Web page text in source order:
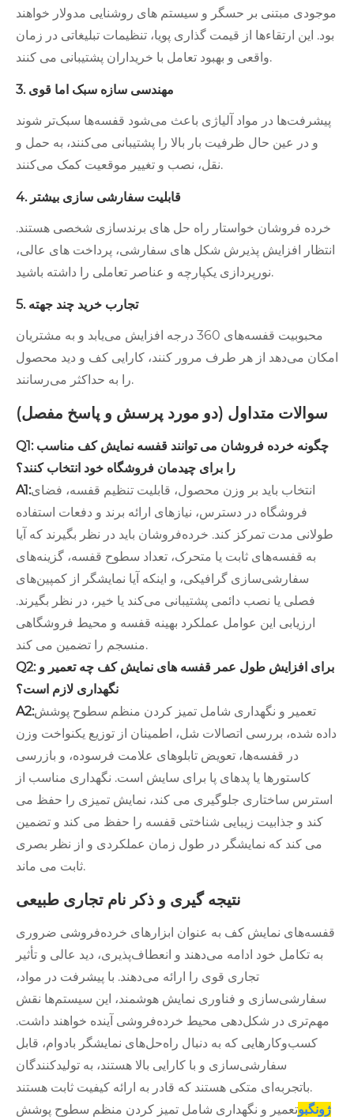
موجودی مبتنی بر حسگر و سیستم های روشنایی مدولار خواهند
بود. این ارتقاءها از قیمت گذاری پویا، تنظیمات تبلیغاتی در زمان
واقعی و بهبود تعامل با خریداران پشتیبانی می کنند.
3. مهندسی سازه سبک اما قوی
پیشرفت‌ها در مواد آلیاژی باعث می‌شود قفسه‌ها سبک‌تر شوند
و در عین حال ظرفیت بار بالا را پشتیبانی می‌کنند، به حمل و
نقل، نصب و تغییر موقعیت کمک می‌کنند.
4. قابلیت سفارشی سازی بیشتر
خرده فروشان خواستار راه حل های برندسازی شخصی هستند.
انتظار افزایش پذیرش شکل های سفارشی، پرداخت های عالی،
نورپردازی یکپارچه و عناصر تعاملی را داشته باشید.
5. تجارب خرید چند جهته
محبوبیت قفسه‌های 360 درجه افزایش می‌یابد و به مشتریان
امکان می‌دهد از هر طرف مرور کنند، کارایی کف و دید محصول
را به حداکثر می‌رسانند.
سوالات متداول (دو مورد پرسش و پاسخ مفصل)
Q1: چگونه خرده فروشان می توانند قفسه نمایش کف مناسب
را برای چیدمان فروشگاه خود انتخاب کنند؟
A1:انتخاب باید بر وزن محصول، قابلیت تنظیم قفسه، فضای
فروشگاه در دسترس، نیازهای ارائه برند و دفعات استفاده
طولانی مدت تمرکز کند. خرده‌فروشان باید در نظر بگیرند که آیا
به قفسه‌های ثابت یا متحرک، تعداد سطوح قفسه، گزینه‌های
سفارشی‌سازی گرافیکی، و اینکه آیا نمایشگر از کمپین‌های
فصلی یا نصب دائمی پشتیبانی می‌کند یا خیر، در نظر بگیرند.
ارزیابی این عوامل عملکرد بهینه قفسه و محیط فروشگاهی
منسجم را تضمین می کند.
Q2: برای افزایش طول عمر قفسه های نمایش کف چه تعمیر و
نگهداری لازم است؟
A2:تعمیر و نگهداری شامل تمیز کردن منظم سطوح پوشش
داده شده، بررسی اتصالات شل، اطمینان از توزیع یکنواخت وزن
در قفسه‌ها، تعویض تابلوهای علامت فرسوده، و بازرسی
کاستورها یا پدهای پا برای سایش است. نگهداری مناسب از
استرس ساختاری جلوگیری می کند، نمایش تمیزی را حفظ می
کند و جذابیت زیبایی شناختی قفسه را حفظ می کند و تضمین
می کند که نمایشگر در طول زمان عملکردی و از نظر بصری
ثابت می ماند.
نتیجه گیری و ذکر نام تجاری طبیعی
قفسه‌های نمایش کف به عنوان ابزارهای خرده‌فروشی ضروری
به تکامل خود ادامه می‌دهند و انعطاف‌پذیری، دید عالی و تأثیر
تجاری قوی را ارائه می‌دهند. با پیشرفت در مواد،
سفارشی‌سازی و فناوری نمایش هوشمند، این سیستم‌ها نقش
مهم‌تری در شکل‌دهی محیط خرده‌فروشی آینده خواهند داشت.
کسب‌وکارهایی که به دنبال راه‌حل‌های نمایشگر بادوام، قابل
سفارشی‌سازی و با کارایی بالا هستند، به تولیدکنندگان
باتجربه‌ای متکی هستند که قادر به ارائه کیفیت ثابت هستند.
ژونگبوتعمیر و نگهداری شامل تمیز کردن منظم سطوح پوشش